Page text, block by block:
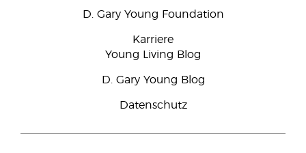
D. Gary Young Foundation
Karriere
Young Living Blog
D. Gary Young Blog
Datenschutz